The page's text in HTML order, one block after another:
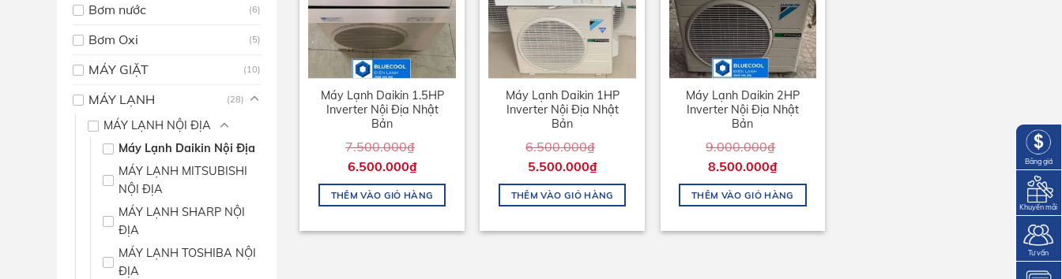
Bơm nước (6)
Bơm Oxi (5)
MÁY GIẶT (10)
MÁY LẠNH (28)
MÁY LẠNH NỘI ĐỊA
Máy Lạnh Daikin Nội Địa
MÁY LẠNH MITSUBISHI
NỘI ĐỊA
MÁY LẠNH SHARP NỘI
ĐỊA
MÁY LẠNH TOSHIBA NỘI
ĐỊA
Máy Lạnh Daikin 1.5HP
Inverter Nội Địa Nhật
Bản
7.500.000₫
6.500.000₫
THÊM VÀO GIỎ HÀNG
Máy Lạnh Daikin 1HP
Inverter Nội Địa Nhật
Bản
6.500.000₫
5.500.000₫
THÊM VÀO GIỎ HÀNG
Máy Lạnh Daikin 2HP
Inverter Nội Địa Nhật
Bản
9.000.000₫
8.500.000₫
THÊM VÀO GIỎ HÀNG
Bảng giá
Khuyến mãi
Tư vấn